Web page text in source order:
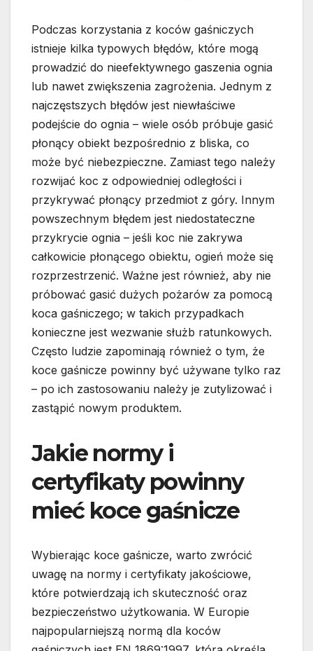
Podczas korzystania z koców gaśniczych
istnieje kilka typowych błędów, które mogą
prowadzić do nieefektywnego gaszenia ognia
lub nawet zwiększenia zagrożenia. Jednym z
najczęstszych błędów jest niewłaściwe
podejście do ognia – wiele osób próbuje gasić
płonący obiekt bezpośrednio z bliska, co
może być niebezpieczne. Zamiast tego należy
rozwijać koc z odpowiedniej odległości i
przykrywać płonący przedmiot z góry. Innym
powszechnym błędem jest niedostateczne
przykrycie ognia – jeśli koc nie zakrywa
całkowicie płonącego obiektu, ogień może się
rozprzestrzenić. Ważne jest również, aby nie
próbować gasić dużych pożarów za pomocą
koca gaśniczego; w takich przypadkach
konieczne jest wezwanie służb ratunkowych.
Często ludzie zapominają również o tym, że
koce gaśnicze powinny być używane tylko raz
– po ich zastosowaniu należy je zutylizować i
zastąpić nowym produktem.
Jakie normy i
certyfikaty powinny
mieć koce gaśnicze
Wybierając koce gaśnicze, warto zwrócić
uwagę na normy i certyfikaty jakościowe,
które potwierdzają ich skuteczność oraz
bezpieczeństwo użytkowania. W Europie
najpopularniejszą normą dla koców